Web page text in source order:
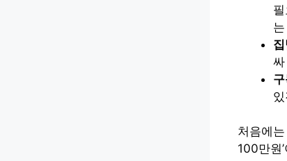
처음에
100만원